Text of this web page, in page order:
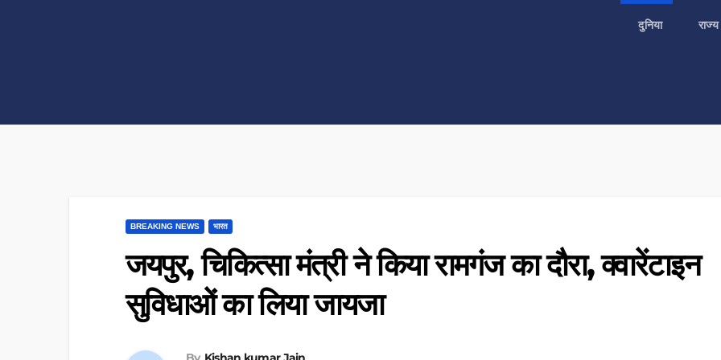
दुनिया राज्य
BREAKING NEWS भारत
जयपुर, चिकित्सा मंत्री ने किया रामगंज का दौरा, क्वारेंटाइन
सुविधाओं का लिया जायजा